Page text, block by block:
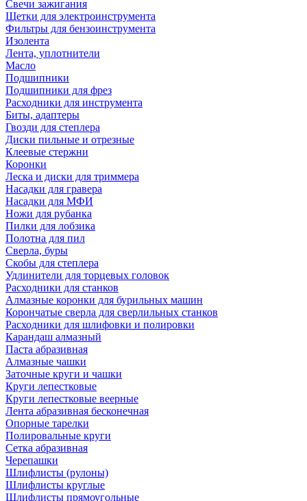
Свечи зажигания
Щетки для электроинструмента
Фильтры для бензоинструмента
Изолента
Лента, уплотнители
Масло
Подшипники
Подшипники для фрез
Расходники для инструмента
Биты, адаптеры
Гвозди для степлера
Диски пильные и отрезные
Клеевые стержни
Коронки
Леска и диски для триммера
Насадки для гравера
Насадки для МФИ
Ножи для рубанка
Пилки для лобзика
Полотна для пил
Сверла, буры
Скобы для степлера
Удлинители для торцевых головок
Расходники для станков
Алмазные коронки для бурильных машин
Корончатые сверла для сверлильных станков
Расходники для шлифовки и полировки
Карандаш алмазный
Паста абразивная
Алмазные чашки
Заточные круги и чашки
Круги лепестковые
Круги лепестковые веерные
Лента абразивная бесконечная
Опорные тарелки
Полировальные круги
Сетка абразивная
Черепашки
Шлифлисты (рулоны)
Шлифлисты круглые
Шлифлисты прямоугольные